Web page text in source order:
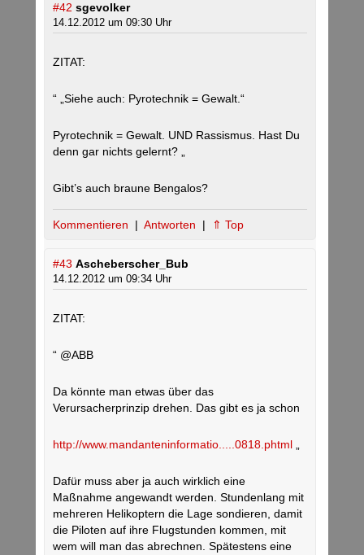
#42 sgevolker
14.12.2012 um 09:30 Uhr
ZITAT:
“ „Siehe auch: Pyrotechnik = Gewalt.“
Pyrotechnik = Gewalt. UND Rassismus. Hast Du
denn gar nichts gelernt? „
Gibt’s auch braune Bengalos?
Kommentieren | Antworten | ⇑ Top
#43 Ascheberscher_Bub
14.12.2012 um 09:34 Uhr
ZITAT:
“ @ABB
Da könnte man etwas über das
Verursacherprinzip drehen. Das gibt es ja schon
http://www.mandanteninformatio.....0818.phtml
Dafür muss aber ja auch wirklich eine
Maßnahme angewandt werden. Stundenlang mit
mehreren Helikoptern die Lage sondieren, damit
die Piloten auf ihre Flugstunden kommen, mit
wem will man das abrechnen. Spätestens eine